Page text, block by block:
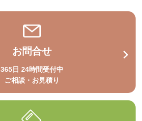
お問合せ
365日 24時間受付中
ご相談・お見積り